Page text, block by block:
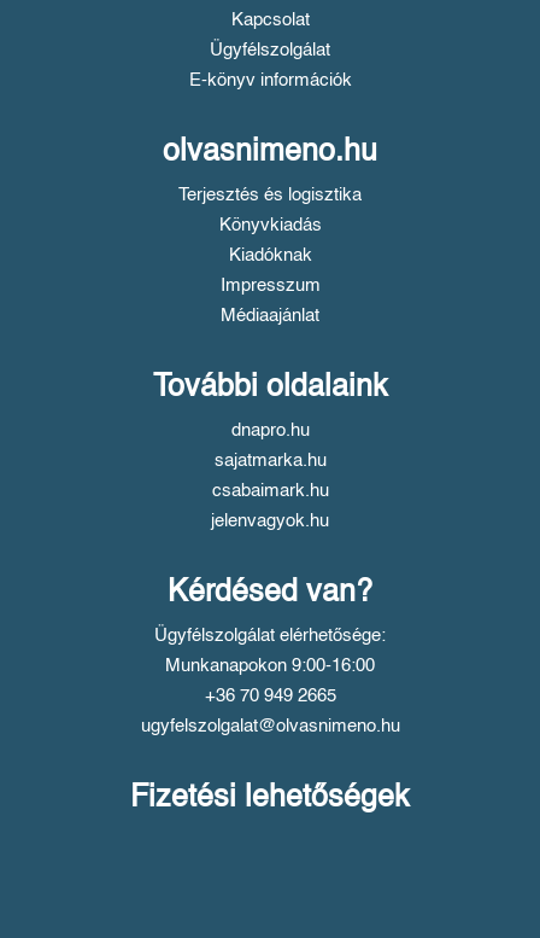
Kapcsolat
Ügyfélszolgálat
E-könyv információk
olvasnimeno.hu
Terjesztés és logisztika
Könyvkiadás
Kiadóknak
Impresszum
Médiaajánlat
További oldalaink
dnapro.hu
sajatmarka.hu
csabaimark.hu
jelenvagyok.hu
Kérdésed van?
Ügyfélszolgálat elérhetősége:
Munkanapokon 9:00-16:00
+36 70 949 2665
ugyfelszolgalat@olvasnimeno.hu
Fizetési lehetőségek